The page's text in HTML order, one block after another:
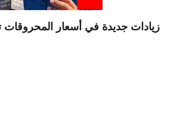
زيادات جديدة في أسعار المحروقات